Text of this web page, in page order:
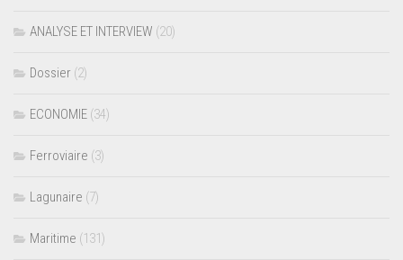
ANALYSE ET INTERVIEW (20)
Dossier (2)
ECONOMIE (34)
Ferroviaire (3)
Lagunaire (7)
Maritime (131)